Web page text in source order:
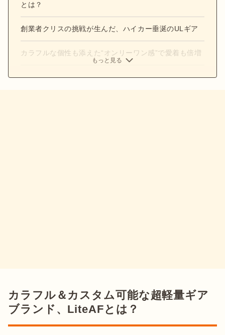
とは？
創業者クリスの挑戦が生んだ、ハイカー垂涎のULギア
カラフルな個性も添えた“オンリーワン感”で愛着も倍増
もっと見る
カラフル＆カスタム可能な超軽量ギア
ブランド、LiteAFとは？